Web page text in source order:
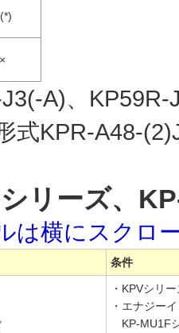
×
A)、
式KPR-
シリーズ、
条件
・KPVシリ
・エナジー
KP-MU1F